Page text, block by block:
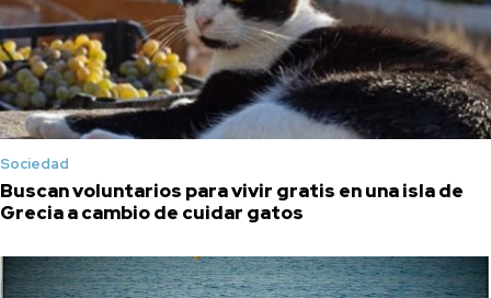
Sociedad
Buscan voluntarios para vivir gratis en una isla de
Grecia a cambio de cuidar gatos